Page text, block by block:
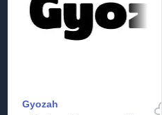
Gyozah